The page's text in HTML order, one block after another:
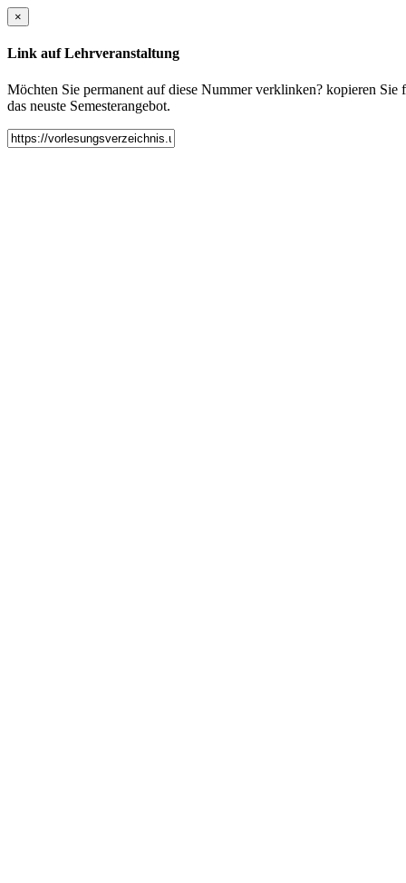
×
Link auf Lehrveranstaltung
Möchten Sie permanent auf diese Nummer verklinken? kopieren
das neuste Semesterangebot.